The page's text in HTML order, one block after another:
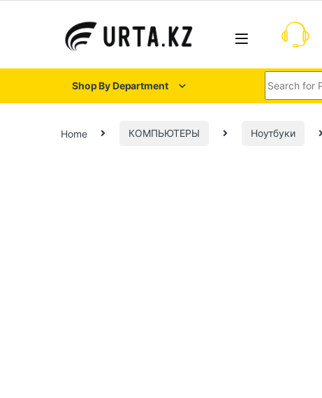
Shop By Department
Home КОМПЬЮТЕРЫ Ноутбуки